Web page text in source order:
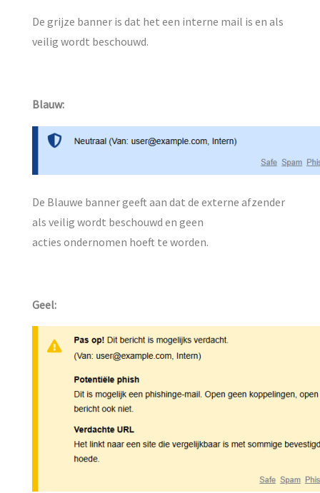
De grijze banner is dat het een interne mail is en als
veilig wordt beschouwd.
Blauw:
De Blauwe banner geeft aan dat de externe afzender
als veilig wordt beschouwd en geen
acties ondernomen hoeft te worden.
Geel: